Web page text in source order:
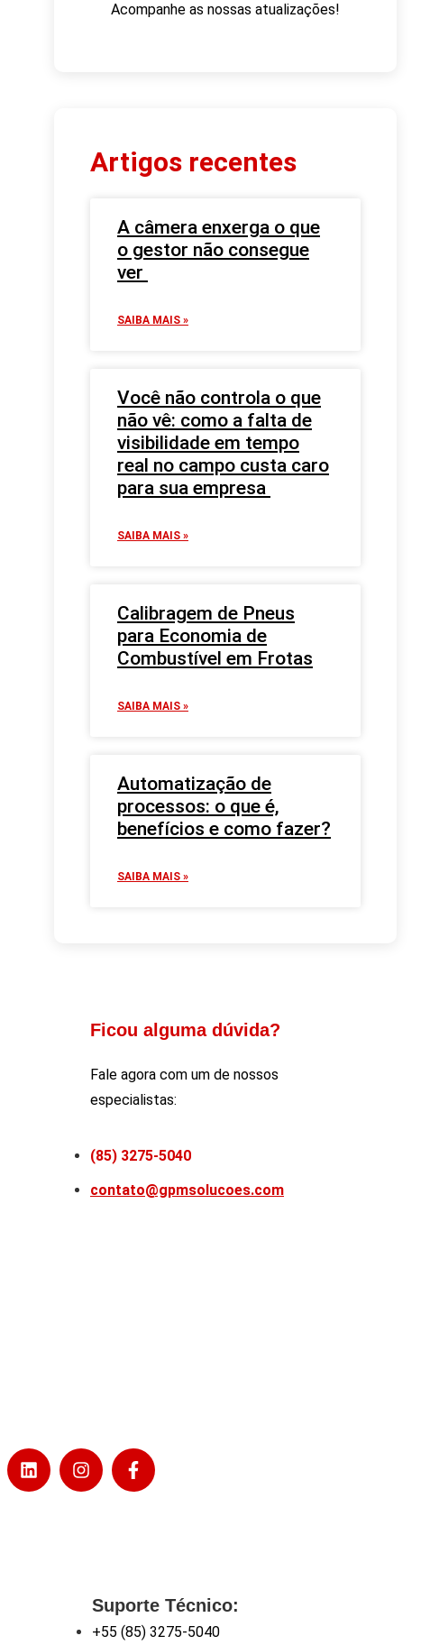
Acompanhe as nossas atualizações!
Artigos recentes
A câmera enxerga o que
o gestor não consegue
ver
SAIBA MAIS »
Você não controla o que
não vê: como a falta de
visibilidade em tempo
real no campo custa caro
para sua empresa
SAIBA MAIS »
Calibragem de Pneus
para Economia de
Combustível em Frotas
SAIBA MAIS »
Automatização de
processos: o que é,
benefícios e como fazer?
SAIBA MAIS »
Ficou alguma dúvida?
Fale agora com um de nossos
especialistas:
(85) 3275-5040
contato@gpmsolucoes.com
Suporte Técnico:
+55 (85) 3275-5040